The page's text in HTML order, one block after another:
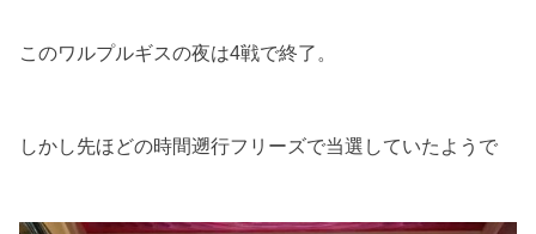
このワルプルギスの夜は4戦で終了。
しかし先ほどの時間遡行フリーズで当選していたようで